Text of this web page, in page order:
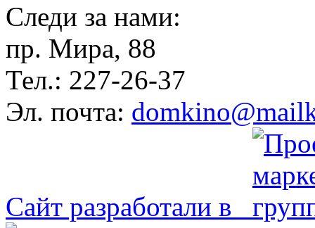
Следи за нами:
пр. Мира, 88
Тел.: 227-26-37
Эл. почта:
Сайт разработали в